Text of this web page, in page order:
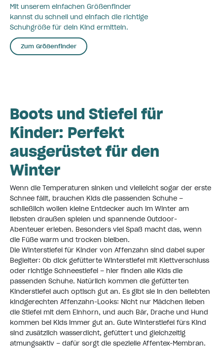
Mit unserem einfachen Größenfinder
kannst du schnell und einfach die richtige
Schuhgröße für dein Kind ermitteln.
Zum Größenfinder
Boots und Stiefel für
Kinder: Perfekt
ausgerüstet für den
Winter
Wenn die Temperaturen sinken und vielleicht sogar der erste
Schnee fällt, brauchen Kids die passenden Schuhe –
schließlich wollen kleine Entdecker auch im Winter am
liebsten draußen spielen und spannende Outdoor-
Abenteuer erleben. Besonders viel Spaß macht das, wenn
die Füße warm und trocken bleiben.
Die Winterstiefel für Kinder von Affenzahn sind dabei super
Begleiter: Ob dick gefütterte Winterstiefel mit Klettverschluss
oder richtige Schneestiefel – hier finden alle Kids die
passenden Schuhe. Natürlich kommen die gefütterten
Kinderstiefel auch optisch gut an. Es gibt sie in den beliebten
kindgerechten Affenzahn-Looks: Nicht nur Mädchen lieben
die Stiefel mit dem Einhorn, und auch Bär, Drache und Hund
kommen bei Kids immer gut an. Gute Winterstiefel fürs Kind
sind zusätzlich wasserdicht, gefüttert und gleichzeitig
atmungsaktiv – dafür sorgt die spezielle Affentex-Membran.